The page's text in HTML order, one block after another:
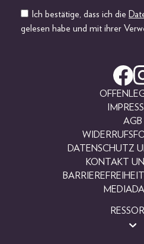
Ich bestätige, dass ich die
gelesen habe und mit ihrer
AGB
DATENSCHUTZ
KONTAKT